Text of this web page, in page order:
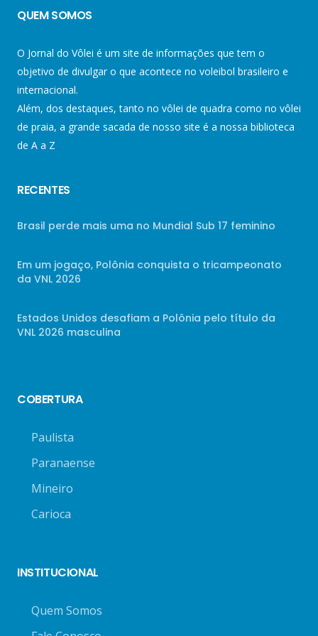
QUEM SOMOS
O Jornal do Vôlei é um site de informações que tem o
objetivo de divulgar o que acontece no voleibol brasileiro e
internacional.
Além, dos destaques, tanto no vôlei de quadra como no vôlei
de praia, a grande sacada de nosso site é a nossa biblioteca
de A a Z
RECENTES
Brasil perde mais uma no Mundial Sub 17 feminino
Em um jogaço, Polônia conquista o tricampeonato
da VNL 2026
Estados Unidos desafiam a Polônia pelo título da
VNL 2026 masculina
COBERTURA
Paulista
Paranaense
Mineiro
Carioca
INSTITUCIONAL
Quem Somos